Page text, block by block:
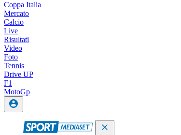
Coppa Italia
Mercato
Calcio
Live
Risultati
Video
Foto
Tennis
Drive UP
F1
MotoGp